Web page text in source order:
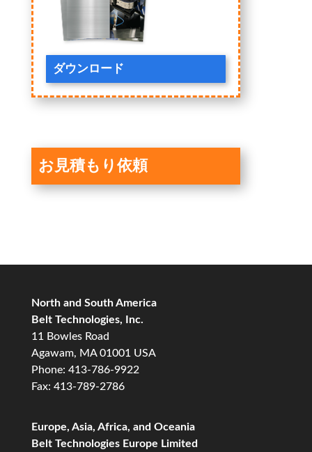
ダウンロード
お見積もり依頼
North and South America
Belt Technologies, Inc.
11 Bowles Road
Agawam, MA 01001 USA
Phone: 413-786-9922
Fax: 413-789-2786
Europe, Asia, Africa, and Oceania
Belt Technologies Europe Limited